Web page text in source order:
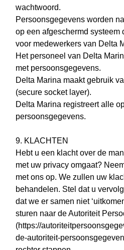
wachtwoord.
Persoonsgegevens worden
op een afgeschermd systeem
voor medewerkers van Delta
Het personeel van Delta
met persoonsgegevens.
Delta Marina maakt gebruik
(secure socket layer).
Delta Marina registreert alle
persoonsgegevens.
9. KLACHTEN
Hebt u een klacht over de
met uw privacy omgaat?
met ons op. We zullen uw
behandelen. Stel dat u
dat we er samen niet
sturen naar de Autoriteit
(https://
de-autoriteit-